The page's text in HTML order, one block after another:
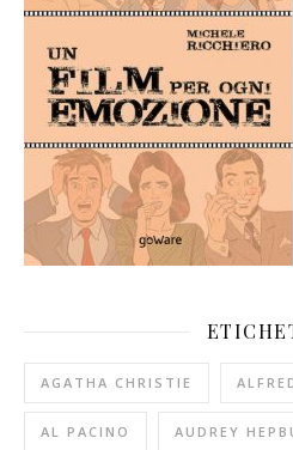
AGATHA CHRISTIE
AL PACINO AUDREY